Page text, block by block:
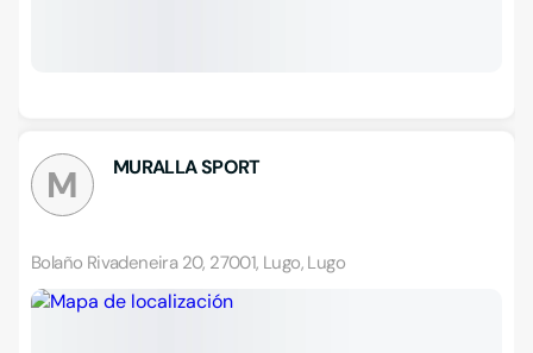
M MURALLA SPORT
Bolaño Rivadeneira 20, 27001, Lugo, Lugo